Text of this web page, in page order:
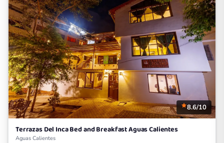
8.6/10
Terrazas Del Inca Bed and Breakfast Aguas Calientes
Aguas Calientes